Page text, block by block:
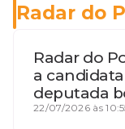
Radar do
Radar do
a
deputada
discórdia
22/07/2026 às